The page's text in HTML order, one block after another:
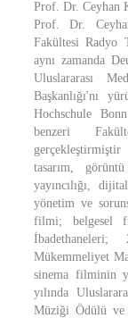
Prof. Dr. Ceyhan
Prof. Dr.
Fakültesi Radyo
aynı zamanda
Uluslararası
Başkanlığı'nı
Hochschule
benzeri
tasarım,
yayıncılığı,
yönetim ve
filmi; belgesel
Mükemmeliyet
sinema filminin
yılında
Müziği Ödülü ve